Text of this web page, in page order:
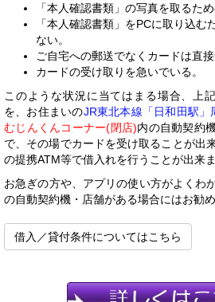
「本人確認書類」の写真を取るた
「本人確認書類」をPCに取り込
ない。
ご自宅への郵送でなくカードは直接
カードの受け取りを急いでいる。
このような状況に当てはまる場合、上
を、お住まいのJR東北本線「日和田駅」
むじんくんコーナー(閉店)内の自動契約
で、その場でカードを受け取ることが出
の提携ATM等で借入れを行うことが出来ま
お急ぎの方や、アプリの使い方がよくわ
の自動契約機・店舗がある場合にはお勧
借入／貸付条件についてはこちら